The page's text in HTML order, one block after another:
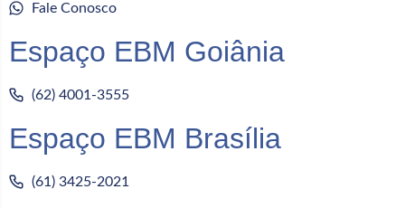
Fale Conosco
Espaço EBM Goiânia
(62) 4001-3555
Espaço EBM Brasília
(61) 3425-2021